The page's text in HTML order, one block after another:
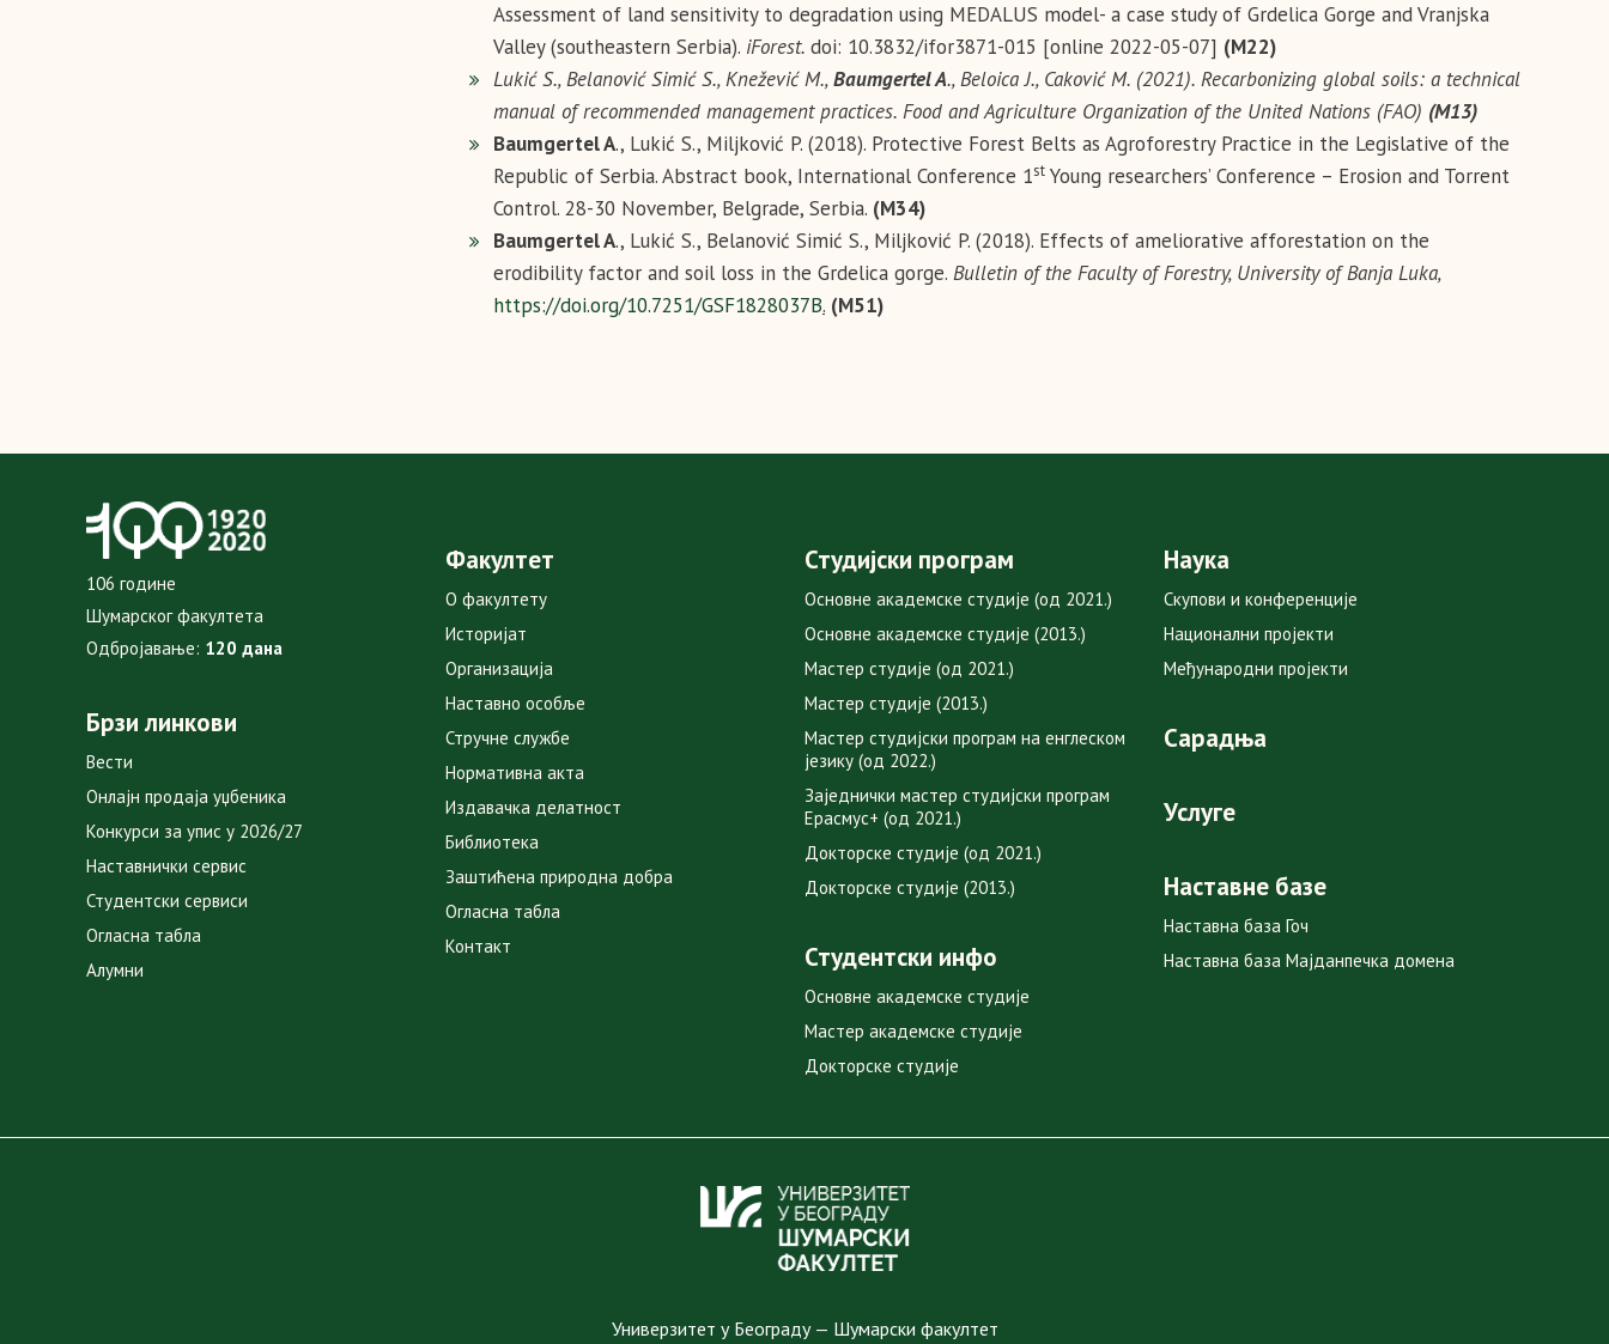
Assessment of land sensitivity to degradation using MEDALUS model- a case study of Grdelica Gorge and Vranjska
Valley (southeastern Serbia). iForest. doi: 10.3832/ifor3871-015 [online 2022-05-07] (M22)
Lukić S., Belanović Simić S., Knežević M.,Baumgertel A., Beloica J., Caković M. (2021). Recarbonizing global soils: a technical
manual of recommended management practices. Food and Agriculture Organization of the United Nations (FAO) (M13)
Baumgertel A., Lukić S., Miljković P. (2018). Protective Forest Belts as Agroforestry Practice in the Legislative of the
Republic of Serbia. Abstract book, International Conference 1st Young researchers’ Conference – Erosion and Torrent
Control. 28-30 November, Belgrade, Serbia. (М34)
Baumgertel A., Lukić S., Belanović Simić S., Miljković P. (2018). Effects of ameliorative afforestation on the
erodibility factor and soil loss in the Grdelica gorge. Bulletin of the Faculty of Forestry, University of Banja Luka,
https://doi.org/10.7251/GSF1828037B. (М51)
106 године
Шумарског факултета
Одбројавање: 120 дана
Брзи линкови
Вести
Онлајн продаја уџбеника
Конкурси за упис у 2026/27
Наставнички сервис
Студентски сервиси
Огласна табла
Алумни
Факултет
О факултету
Историјат
Организација
Наставно особље
Стручне службе
Нормативна акта
Издавачка делатност
Библиотека
Заштићена природна добра
Огласна табла
Контакт
Студијски програм
Основне академске студије (од 2021.)
Основне академске студије (2013.)
Мастер студије (од 2021.)
Мастер студије (2013.)
Мастер студијски програм на енглеском
језику (од 2022.)
Заједнички мастер студијски програм
Ерасмус+ (од 2021.)
Докторске студије (од 2021.)
Докторске студије (2013.)
Студентски инфо
Основне академске студије
Мастер академске студије
Докторске студије
Наука
Скупови и конференције
Национални пројекти
Међународни пројекти
Сарадња
Услуге
Наставне базе
Наставна база Гоч
Наставна база Мајданпечка домена
Универзитет у Београду — Шумарски факултет